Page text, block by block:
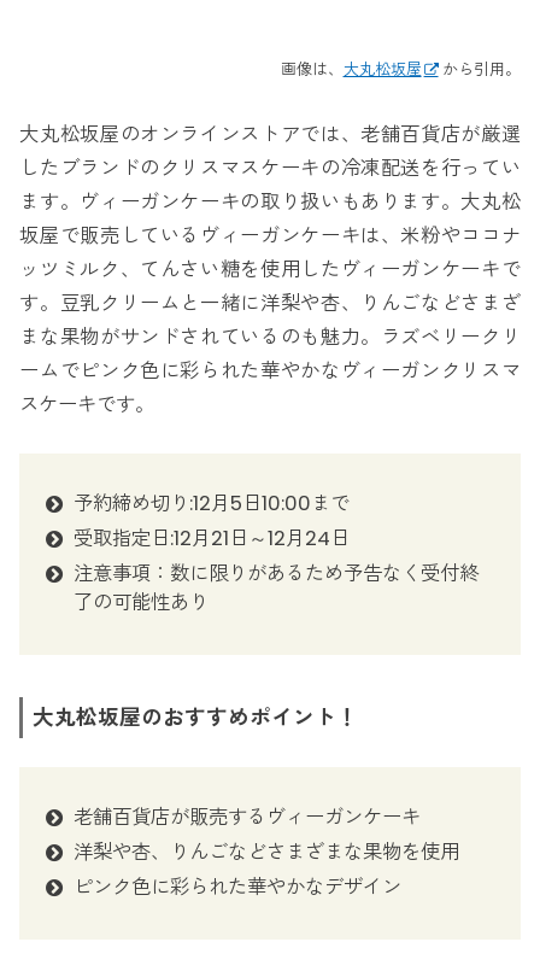
画像は、 大丸松坂屋 から引用。
大丸松坂屋のオンラインストアでは、老舗百貨店が厳選
したブランドのクリスマスケーキの冷凍配送を行ってい
ます。ヴィーガンケーキの取り扱いもあります。大丸松
坂屋で販売しているヴィーガンケーキは、米粉やココナ
ッツミルク、てんさい糖を使用したヴィーガンケーキで
す。豆乳クリームと一緒に洋梨や杏、りんごなどさまざ
まな果物がサンドされているのも魅力。ラズベリークリ
ームでピンク色に彩られた華やかなヴィーガンクリスマ
スケーキです。
予約締め切り:12月5日10:00まで
受取指定日:12月21日～12月24日
注意事項：数に限りがあるため予告なく受付終
了の可能性あり
大丸松坂屋のおすすめポイント！
老舗百貨店が販売するヴィーガンケーキ
洋梨や杏、りんごなどさまざまな果物を使用
ピンク色に彩られた華やかなデザイン